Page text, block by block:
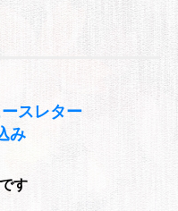
スレター
み
す